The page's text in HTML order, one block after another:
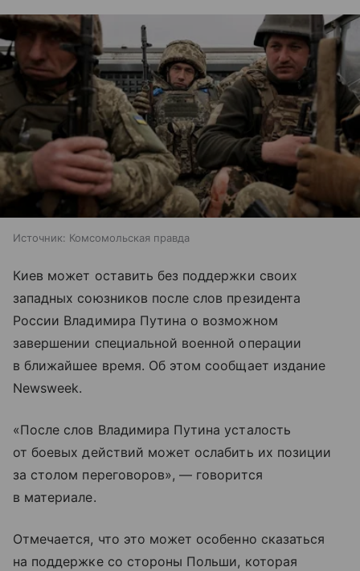
Источник: Комсомольская правда
Киев может оставить без поддержки своих
западных союзников после слов президента
России Владимира Путина о возможном
завершении специальной военной операции
в ближайшее время. Об этом сообщает издание
Newsweek.
«После слов Владимира Путина усталость
от боевых действий может ослабить их позиции
за столом переговоров», — говорится
в материале.
Отмечается, что это может особенно сказаться
на поддержке со стороны Польши, которая